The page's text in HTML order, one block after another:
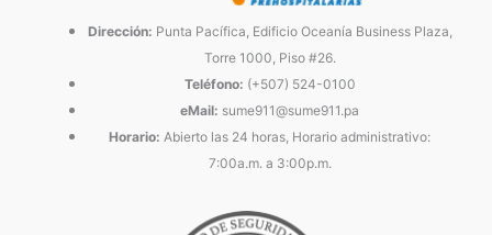
Dirección: Punta Pacífica, Edificio Oceanía Business Plaza,
Torre 1000, Piso #26.
Teléfono: (+507) 524-0100
eMail: sume911@sume911.pa
Horario: Abierto las 24 horas, Horario administrativo:
7:00a.m. a 3:00p.m.